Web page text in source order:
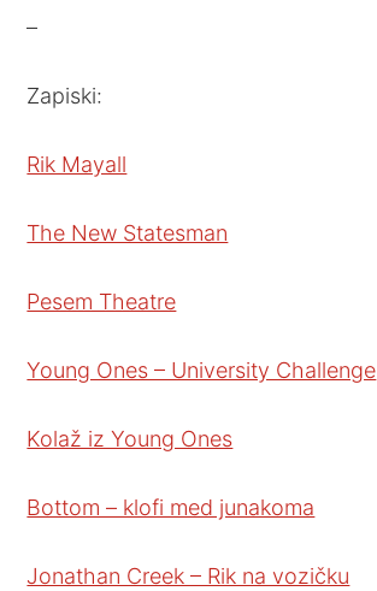
–
Zapiski:
Rik Mayall
The New Statesman
Pesem Theatre
Young Ones – University Challenge
Kolaž iz Young Ones
Bottom – klofi med junakoma
Jonathan Creek – Rik na vozičku